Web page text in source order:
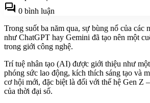
forum 0 bình luận
Trong suốt ba năm qua, sự bùng nổ của các
như ChatGPT hay Gemini đã tạo nên một
trong giới công nghệ.
Trí tuệ nhân tạo (AI) được giới thiệu như
phóng sức lao động, kích thích sáng tạo và
cơ hội mới, đặc biệt là đối với thế hệ Gen Z
của thời đại số.